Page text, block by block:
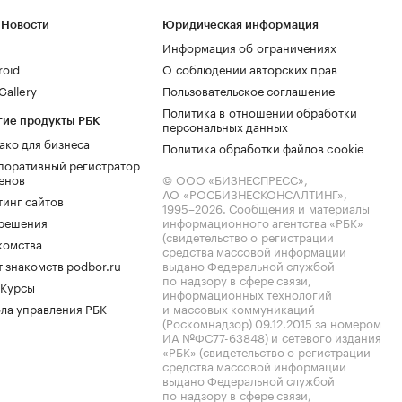
продукты РБК
для бизнеса
регистратор
сайтов
знакомств podbor.ru
управления РБК
Юридическая информация
Информация об ограничениях
О соблюдении авторских прав
Пользовательское соглашение
Политика в отношении обработки
персональных данных
Политика обработки файлов cookie
© ООО «БИЗНЕСПРЕСС»,
АО «РОСБИЗНЕСКОНСАЛТИНГ»,
1995–2026. Сообщения и материалы
информационного агентства «РБК»
(свидетельство о регистрации
средства массовой информации
выдано Федеральной службой
по надзору в сфере связи,
информационных технологий
и массовых коммуникаций
(Роскомнадзор) 09.12.2015 за номером
ИА №ФС77-63848) и сетевого издания
«РБК» (свидетельство о регистрации
средства массовой информации
выдано Федеральной службой
по надзору в сфере связи,